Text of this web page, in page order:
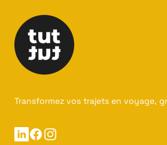
Transformez vos trajets en voyage,
Linkedin
Facebook
Instagram